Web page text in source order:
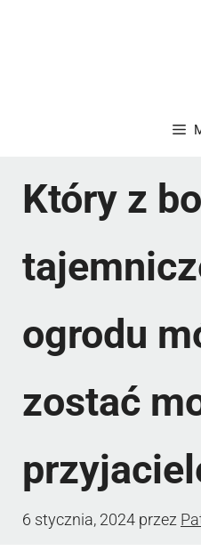
Który z
ogrodu
zostać
6 stycznia, 2024 przez